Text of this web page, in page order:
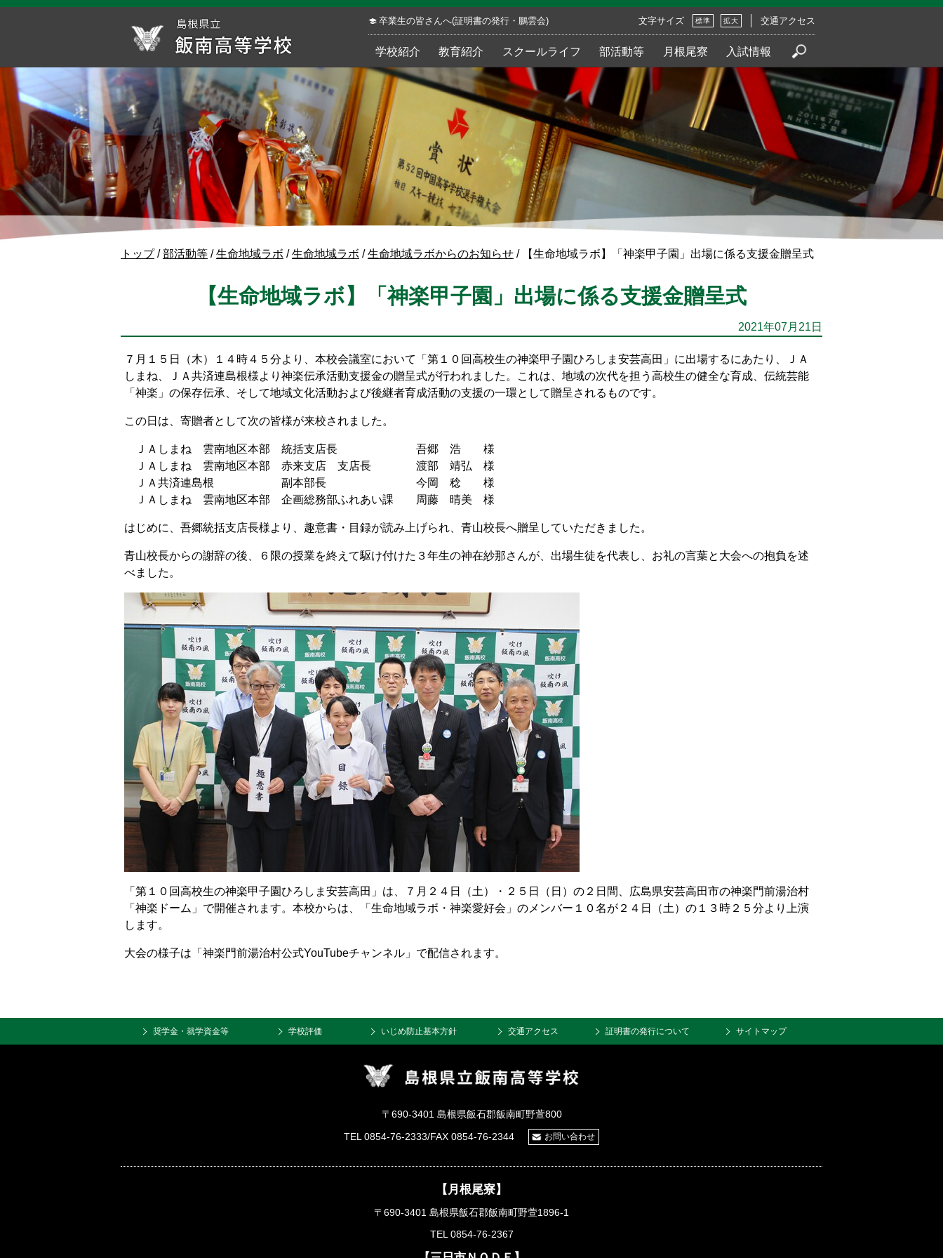
このページの本文へ
卒業生の皆さんへ(証明書の発行・鵬雲会) 文字サイズ 標準 拡大 交通アクセス
学校紹介 教育紹介 スクールライフ 部活動等 月根尾寮 入試情報
現
トップ/部活動等 /生命地域ラボ /生命地域ラボ /生命地域ラボからのお知らせ / 【生命地域ラボ】「神楽甲子園」出場に係る支援金贈呈式
【生命地域ラボ】「神楽甲子園」出場に係る支援金贈呈式
2021年07月21日
７月１５日（木）１４時４５分より、本校会議室において「第１０回高校生の神楽甲子園ひろしま安芸高田」に出場するにあたり、ＪＡ
しまね、ＪＡ共済連島根様より神楽伝承活動支援金の贈呈式が行われました。これは、地域の次代を担う高校生の健全な育成、伝統芸能
「神楽」の保存伝承、そして地域文化活動および後継者育成活動の支援の一環として贈呈されるものです。
この日は、寄贈者として次の皆様が来校されました。
ＪＡしまね 雲南地区本部 統括支店長 吾郷 浩 様
ＪＡしまね 雲南地区本部 赤来支店 支店長 渡部 靖弘 様
ＪＡ共済連島根 副本部長 今岡 稔 様
ＪＡしまね 雲南地区本部 企画総務部ふれあい課 周藤 晴美 様
はじめに、吾郷統括支店長様より、趣意書・目録が読み上げられ、青山校長へ贈呈していただきました。
青山校長からの謝辞の後、６限の授業を終えて駆け付けた３年生の神在紗那さんが、出場生徒を代表し、お礼の言葉と大会への抱負を述
べました。
「第１０回高校生の神楽甲子園ひろしま安芸高田」は、７月２４日（土）・２５日（日）の２日間、広島県安芸高田市の神楽門前湯治村
「神楽ドーム」で開催されます。本校からは、「生命地域ラボ・神楽愛好会」のメンバー１０名が２４日（土）の１３時２５分より上演
します。
大会の様子は「神楽門前湯治村公式YouTubeチャンネル」で配信されます。
奨学金・就学資金等 学校評価 いじめ防止基本方針 交通アクセス 証明書の発行について サイトマップ
〒690-3401 島根県飯石郡飯南町野萱800
TEL 0854-76-2333/FAX 0854-76-2344
お問い合わせ
【月根尾寮】
〒690-3401 島根県飯石郡飯南町野萱1896-1
TEL 0854-76-2367